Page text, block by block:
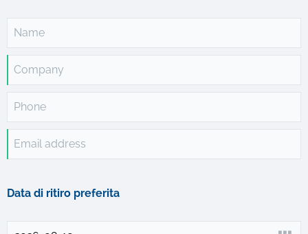
Name
Company
Phone
Email address
Data di ritiro preferita